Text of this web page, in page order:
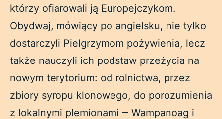
którzy ofiarowali ją Europejczykom.
Obydwaj, mówiący po angielsku, nie tylko
dostarczyli Pielgrzymom pożywienia, lecz
także nauczyli ich podstaw przeżycia na
nowym terytorium: od rolnictwa, przez
zbiory syropu klonowego, do porozumienia
z lokalnymi plemionami ‒ Wampanoag i